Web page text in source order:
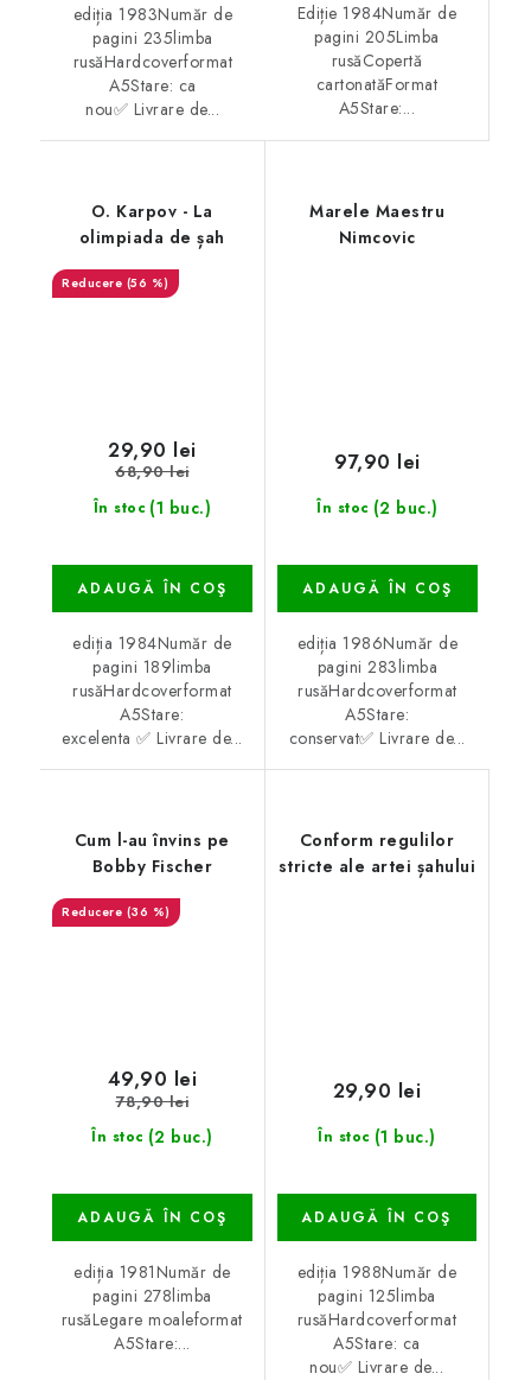
ediția 1983Număr de
pagini 235limba
rusăHardcoverformat
A5Stare: ca
nou✅ Livrare de...
Ediție 1984Număr de
pagini 205Limba
rusăCopertă
cartonatăFormat
A5Stare:...
O. Karpov - La
olimpiada de șah
(56 %)
În stoc (1 buc.)
29,90 lei
68,90 lei
ADAUGĂ ÎN COŞ
ediția 1984Număr de
pagini 189limba
rusăHardcoverformat
A5Stare:
excelenta ✅ Livrare de...
Marele Maestru
Nimcovic
În stoc (2 buc.)
97,90 lei
ADAUGĂ ÎN COŞ
ediția 1986Număr de
pagini 283limba
rusăHardcoverformat
A5Stare:
conservat✅ Livrare de...
Cum l-au învins pe
Bobby Fischer
(36 %)
În stoc (2 buc.)
49,90 lei
78,90 lei
ADAUGĂ ÎN COŞ
ediția 1981Număr de
pagini 278limba
rusăLegare moaleformat
A5Stare:...
Conform regulilor
stricte ale artei șahului
În stoc (1 buc.)
29,90 lei
ADAUGĂ ÎN COŞ
ediția 1988Număr de
pagini 125limba
rusăHardcoverformat
A5Stare: ca
nou✅ Livrare de...